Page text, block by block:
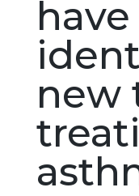
have
new